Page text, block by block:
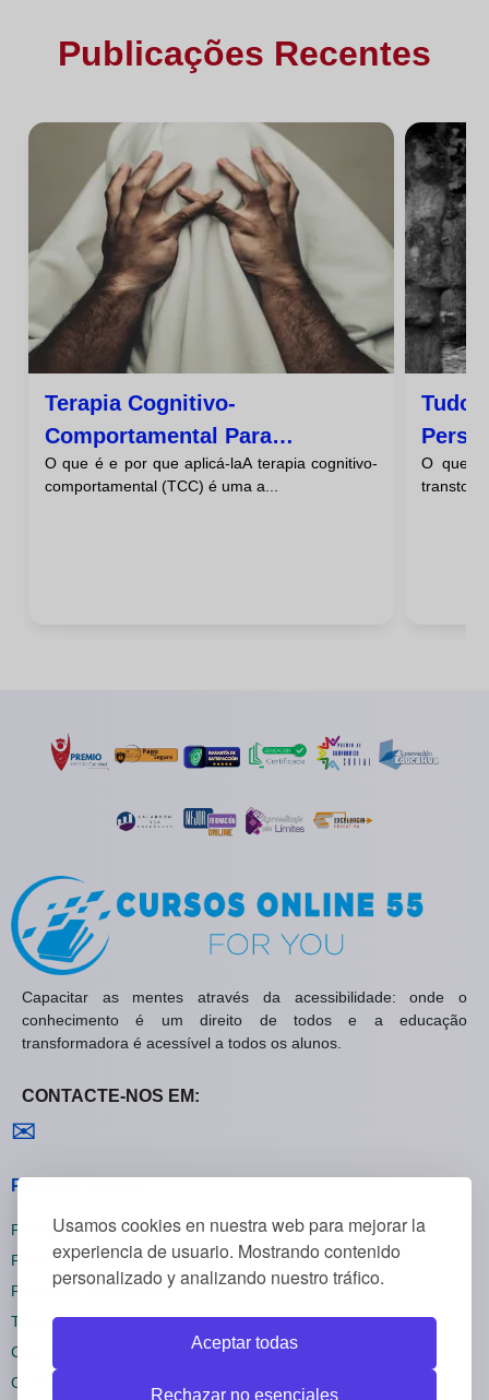
Usamos cookies en nuestra web para mejorar la
experiencia de usuario. Mostrando contenido
personalizado y analizando nuestro tráfico.
Aceptar todas
Rechazar no esenciales
Publicações Recentes
Terapia Cognitivo-
Comportamental Para
Transtornos De Personalidade
O que é e por que aplicá-laA terapia cognitivo-
comportamental (TCC) é uma a...
Tudo
O que é
Capacitar as mentes através da acessibilidade: onde o
conhecimento é um direito de todos e a educação
transformadora é acessível a todos os alunos.
CONTACTE-NOS EM:
✉
Políticas Gerais
Política de Privacidade
Política de Cookies
Política de Reembolsos
Termos e Condições
Cancelar inscrição
Configurações de cookies